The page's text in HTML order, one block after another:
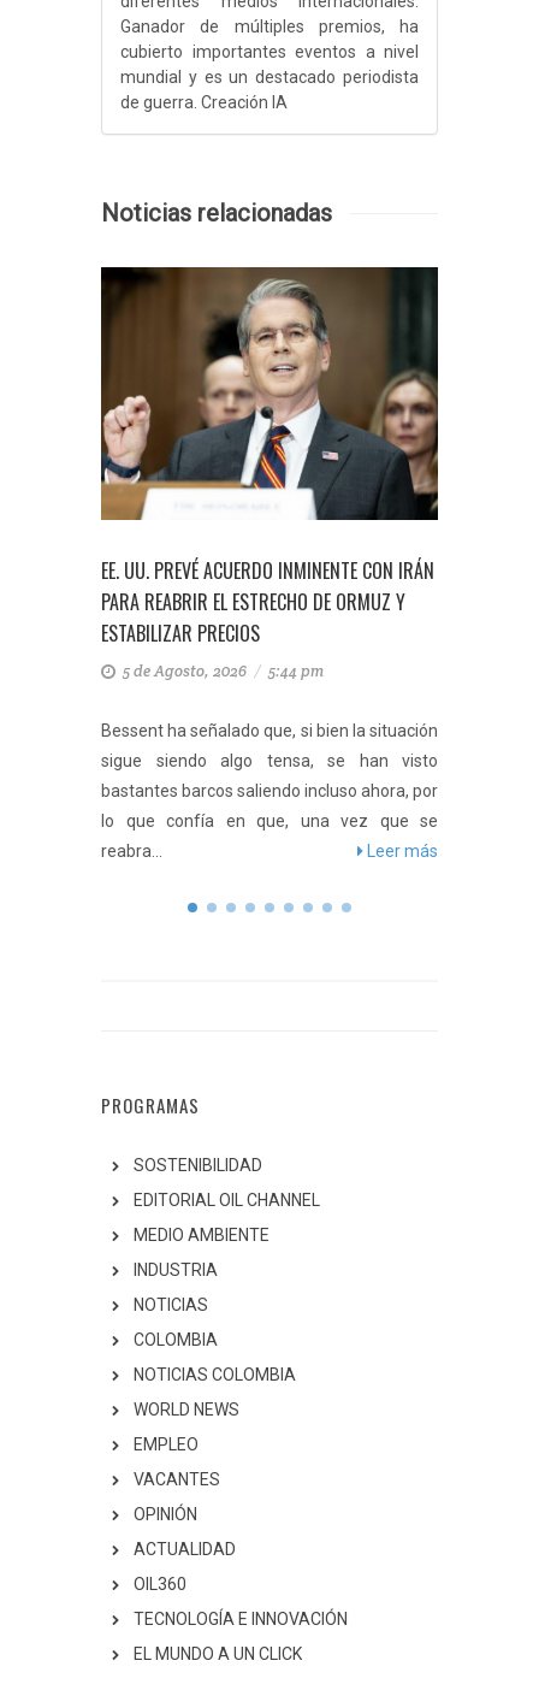
Ganador de múltiples premios, ha
cubierto importantes eventos a nivel
mundial y es un destacado periodista
de guerra. Creación IA
Noticias relacionadas
EE. UU. PREVÉ ACUERDO INMINENTE CON IRÁN
PARA REABRIR EL ESTRECHO DE ORMUZ Y
ESTABILIZAR PRECIOS
5 de Agosto, 2026 / 5:44 pm
Bessent ha señalado que, si bien la situación
sigue siendo algo tensa, se han visto
bastantes barcos saliendo incluso ahora, por
lo que confía en que, una vez que se
reabra...
Leer más
PROGRAMAS
SOSTENIBILIDAD
EDITORIAL OIL CHANNEL
MEDIO AMBIENTE
INDUSTRIA
NOTICIAS
COLOMBIA
NOTICIAS COLOMBIA
WORLD NEWS
EMPLEO
VACANTES
OPINIÓN
ACTUALIDAD
OIL360
TECNOLOGÍA E INNOVACIÓN
EL MUNDO A UN CLICK